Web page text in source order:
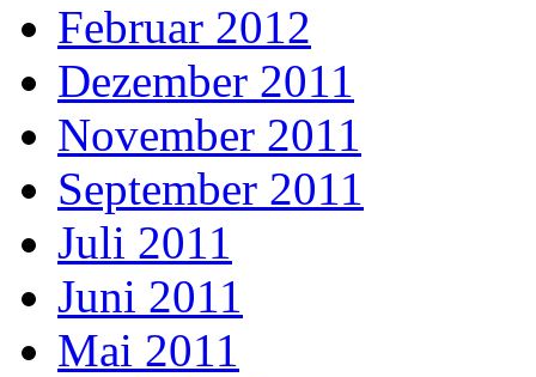
Februar 2012
Dezember 2011
November 2011
September 2011
Juli 2011
Juni 2011
Mai 2011